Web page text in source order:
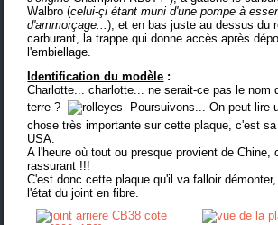
Walbro (celui-çi étant muni d'une pompe à
d'ammorçage...), et en bas juste au dessus du
carburant, la trappe qui donne accès après
l'embiellage.
Identification du modèle :
Charlotte... charlotte... ne serait-ce pas le nom
terre ?
Poursuivons... On peut lire
chose très importante sur cette plaque, c'est
USA.
A l'heure où tout ou presque provient de Chine,
rassurant !!!
C'est donc cette plaque qu'il va falloir
l'état du joint en fibre.